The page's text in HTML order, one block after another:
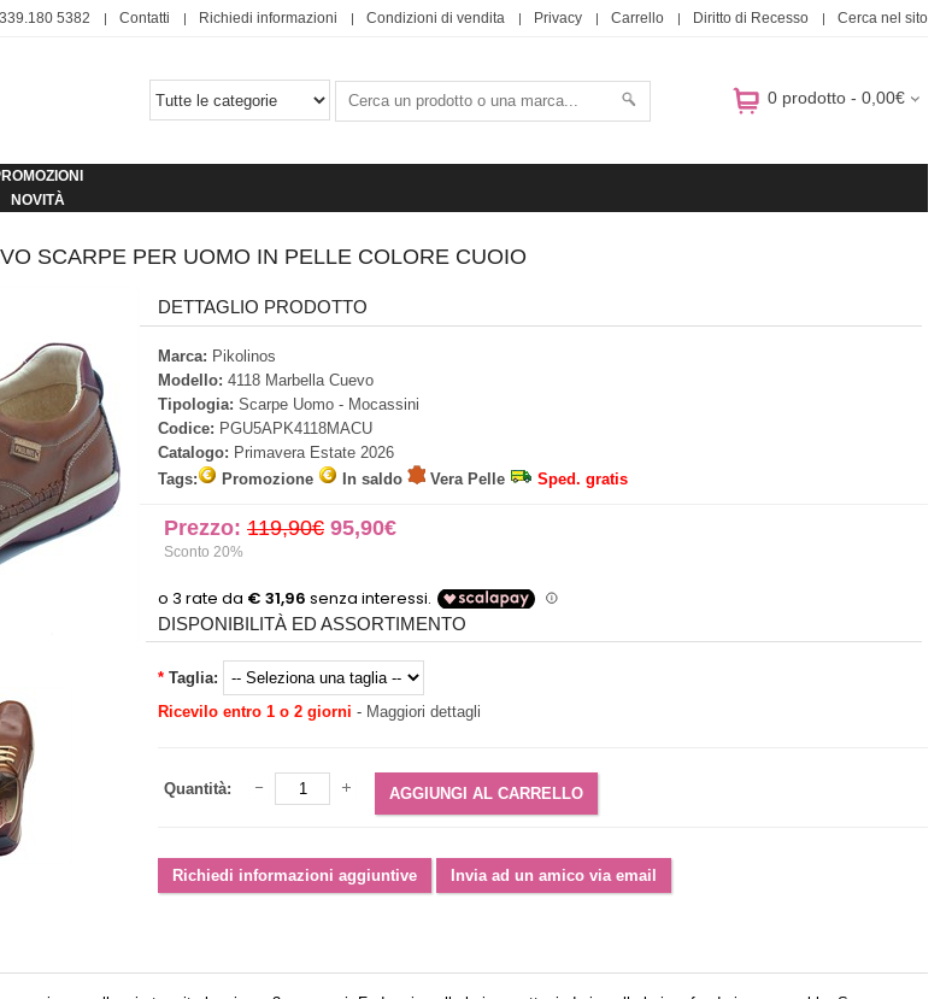
339.180 5382 Contatti Richiedi informazioni Condizioni di vendita Privacy Carrello Diritto di Recesso Cerca nel sito
0 prodotto - 0,00€
NOVITÀ
SCARPE PER UOMO IN PELLE COLORE CUOIO
DETTAGLIO PRODOTTO
Marca: Pikolinos
Modello: 4118 Marbella Cuevo
Tipologia: Scarpe Uomo - Mocassini
Codice: PGU5APK4118MACU
Catalogo: Primavera Estate 2026
Tags:
Promozione In saldo Vera Pelle Sped. gratis
Prezzo: 119,90€ 95,90€
Sconto 20%
DISPONIBILITÀ ED ASSORTIMENTO
* Taglia:
Ricevilo entro 1 o 2 giorni - Maggiori dettagli
Quantità: